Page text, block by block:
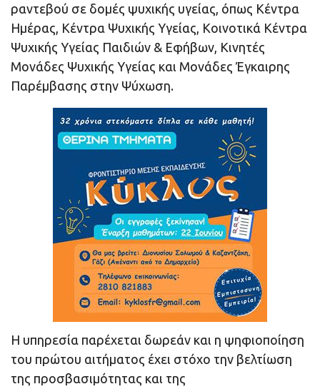
ραντεβού σε δομές ψυχικής υγείας, όπως Κέντρα
Ημέρας, Κέντρα Ψυχικής Υγείας, Κοινοτικά Κέντρα
Ψυχικής Υγείας Παιδιών & Εφήβων, Κινητές
Μονάδες Ψυχικής Υγείας και Μονάδες Έγκαιρης
Παρέμβασης στην Ψύχωση.
Η υπηρεσία παρέχεται δωρεάν και η ψηφιοποίηση
του πρώτου αιτήματος έχει στόχο την βελτίωση
της προσβασιμότητας και της